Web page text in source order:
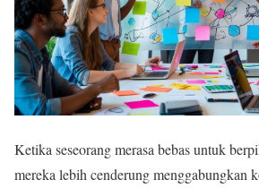
Ketika seseorang merasa bebas untuk
mereka lebih cenderung menggabungkan